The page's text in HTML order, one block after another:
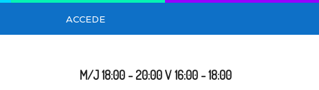
ACCEDE
M/J 18:00 - 20:00 V 16:00 - 18:00